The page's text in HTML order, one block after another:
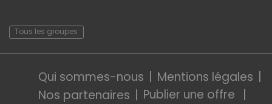
Tous les groupes
Qui sommes-nous
Mentions légales
Nos partenaires
Publier une offre